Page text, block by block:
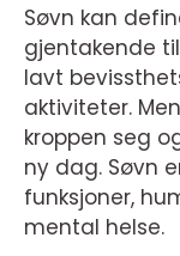
Søvn kan
gjentakende
lavt
aktiviteter.
kroppen seg
ny dag. Søvn
funksjoner,
mental helse.